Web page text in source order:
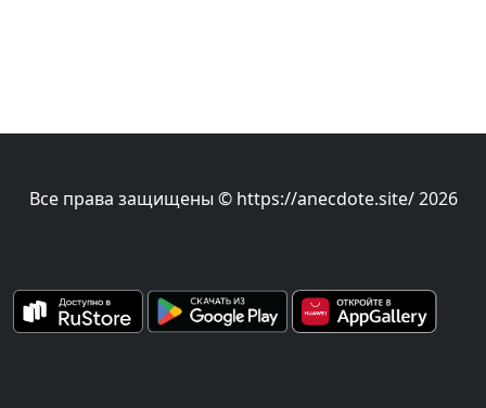
Все права защищены © https://anecdote.site/ 2026